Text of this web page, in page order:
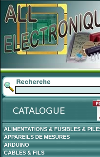
ALIMENTATIONS & FUSIBLES &
APPAREILS DE MESURES
ARDUINO
CABLES & FILS